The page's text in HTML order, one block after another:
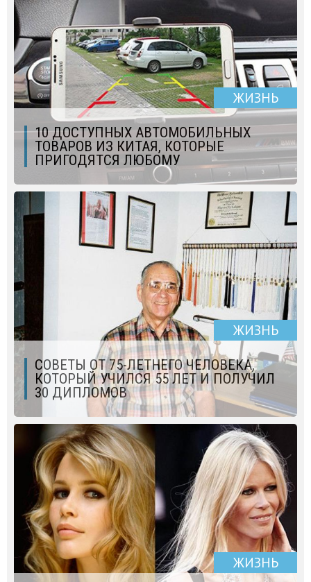
ЖИЗНЬ
10 ДОСТУПНЫХ АВТОМОБИЛЬНЫХ
ТОВАРОВ ИЗ КИТАЯ, КОТОРЫЕ
ПРИГОДЯТСЯ ЛЮБОМУ
ЖИЗНЬ
СОВЕТЫ ОТ 75-ЛЕТНЕГО ЧЕЛОВЕКА,
КОТОРЫЙ УЧИЛСЯ 55 ЛЕТ И ПОЛУЧИЛ
30 ДИПЛОМОВ
ЖИЗНЬ